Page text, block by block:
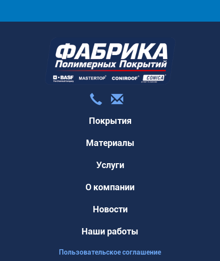
Покрытия
Материалы
Услуги
О компании
Новости
Наши работы
Пользовательское соглашение